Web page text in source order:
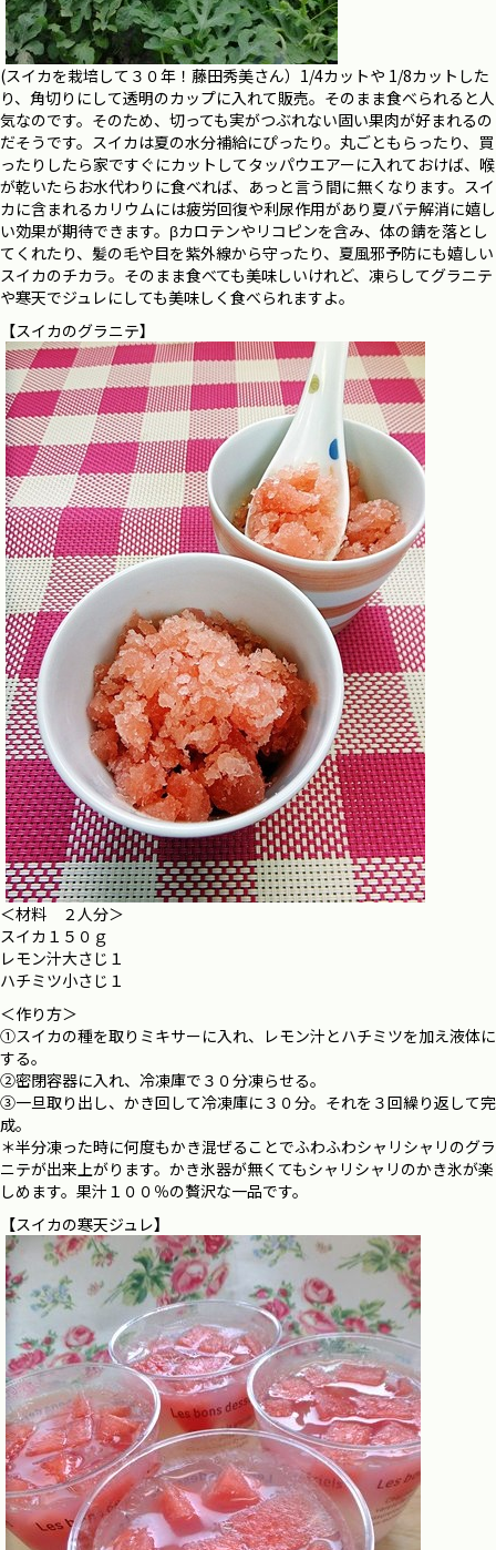
(スイカを栽培して３０年！藤田秀美さん）1/4カットや 1/8カットした
り、角切りにして透明のカップに入れて販売。そのまま食べられると人
気なのです。そのため、切っても実がつぶれない固い果肉が好まれるの
だそうです。スイカは夏の水分補給にぴったり。丸ごともらったり、買
ったりしたら家ですぐにカットしてタッパウエアーに入れておけば、喉
が乾いたらお水代わりに食べれば、あっと言う間に無くなります。スイ
カに含まれるカリウムには疲労回復や利尿作用があり夏バテ解消に嬉し
い効果が期待できます。βカロテンやリコピンを含み、体の錆を落とし
てくれたり、髪の毛や目を紫外線から守ったり、夏風邪予防にも嬉しい
スイカのチカラ。そのまま食べても美味しいけれど、凍らしてグラニテ
や寒天でジュレにしても美味しく食べられますよ。
【スイカのグラニテ】
＜材料 ２人分＞
スイカ１５０ｇ
レモン汁大さじ１
ハチミツ小さじ１
＜作り方＞
①スイカの種を取りミキサーに入れ、レモン汁とハチミツを加え液体に
する。
②密閉容器に入れ、冷凍庫で３０分凍らせる。
③一旦取り出し、かき回して冷凍庫に３０分。それを３回繰り返して完
成。
＊半分凍った時に何度もかき混ぜることでふわふわシャリシャリのグラ
ニテが出来上がります。かき氷器が無くてもシャリシャリのかき氷が楽
しめます。果汁１００％の贅沢な一品です。
【スイカの寒天ジュレ】